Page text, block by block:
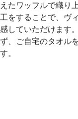
たワッフルで織り
をすることで、ヴ
していただけます
、ご自宅のタオル
。